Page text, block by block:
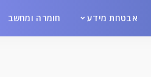
אבטחת מידע חומרה ומחשב